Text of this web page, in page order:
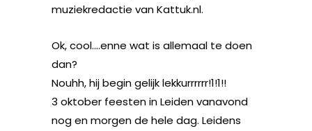
muziekredactie van Kattuk.nl.
Ok, cool….enne wat is allemaal te doen
dan?
Nouhh, hij begin gelijk lekkurrrrrr!1!1!!
3 oktober feesten in Leiden vanavond
nog en morgen de hele dag. Leidens